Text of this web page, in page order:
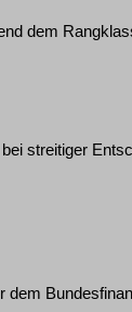
dem
streitiger
dem